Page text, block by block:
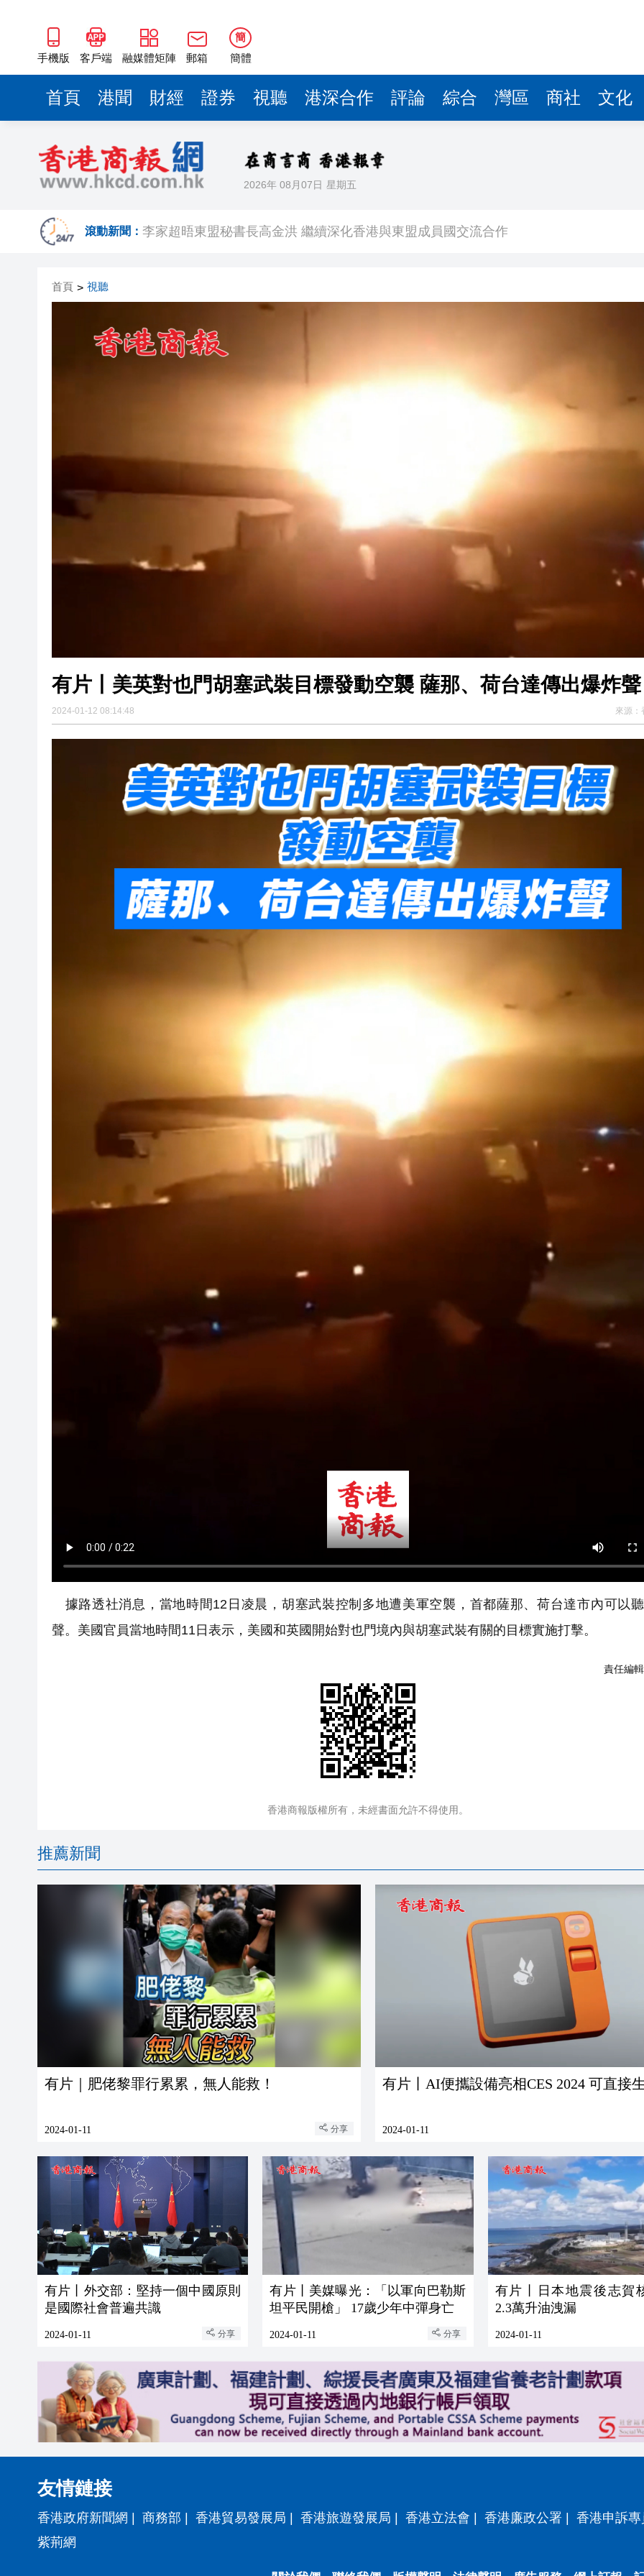
手機版 客戶端 融媒體矩陣 郵箱
簡
簡體
首頁 港聞 財經 證券 視聽 港深合作 評論 綜合 灣區 商社 文化
2026年 08月07日 星期五
滾動新聞： 李家超晤東盟秘書長高金洪 繼續深化香港與東盟成員國交流合作
陳家齊：港投11家被投企業已在港上市 逾30家排隊申請IPO
戶外工友中暑風險高 工會倡列為可補償職業病
A股年內第一高價股今起申購 中一簽需繳款9.34萬元
首頁 > 視聽
有片丨美英對也門胡塞武裝目標發動空襲 薩那、荷台達傳出爆炸聲
2024-01-12 08:14:48 來源：
據路透社消息，當地時間12日凌晨，胡塞武裝控制多地遭美軍空襲，首都薩那、荷台達市內可以
聲。美國官員當地時間11日表示，美國和英國開始對也門境內與胡塞武裝有關的目標實施打擊。
責任編
香港商報版權所有，未經書面允許不得使用。
推薦新聞
有片｜肥佬黎罪行累累，無人能救！
2024-01-11 分享
有片丨AI便攜設備亮相CES 2024 可直接
2024-01-11
有片丨外交部：堅持一個中國原則
是國際社會普遍共識
2024-01-11 分享
有片丨美媒曝光：「以軍向巴勒斯
坦平民開槍」 17歲少年中彈身亡
2024-01-11 分享
有片丨日本地震後志賀
2.3萬升油洩漏
2024-01-11
友情鏈接
香港政府新聞網 商務部 香港貿易發展局 香港旅遊發展局 香港立法會 香港廉政公署
香港申訴
紫荊網